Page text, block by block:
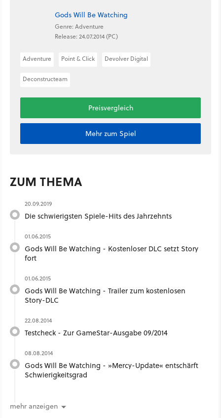
Gods Will Be Watching
Genre: Adventure
Release: 24.07.2014 (PC)
Adventure Point & Click Devolver Digital
Deconstructeam
Preisvergleich
Mehr zum Spiel
ZUM THEMA
20.09.2019
Die schwierigsten Spiele-Hits des Jahrzehnts
01.06.2015
Gods Will Be Watching - Kostenloser DLC setzt Story
fort
01.06.2015
Gods Will Be Watching - Trailer zum kostenlosen
Story-DLC
22.08.2014
Testcheck - Zur GameStar-Ausgabe 09/2014
08.08.2014
Gods Will Be Watching - »Mercy-Update« entschärft
Schwierigkeitsgrad
mehr anzeigen